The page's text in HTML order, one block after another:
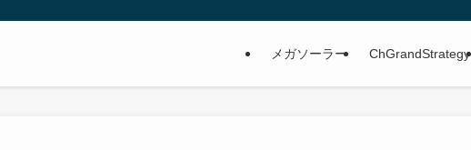
メガソーラー ChGrandStrategy